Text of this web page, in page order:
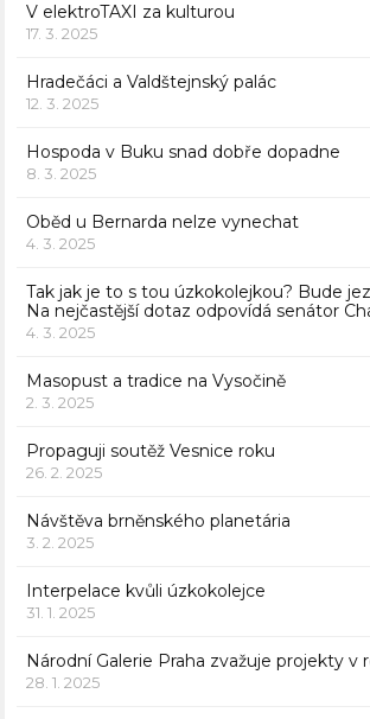
V elektroTAXI za kulturou
17. 3. 2025
Hradečáci a Valdštejnský palác
12. 3. 2025
Hospoda v Buku snad dobře dopadne
8. 3. 2025
Oběd u Bernarda nelze vynechat
4. 3. 2025
Tak jak je to s tou úzkokolejkou? Bude
Na nejčastější dotaz odpovídá senátor
4. 3. 2025
Masopust a tradice na Vysočině
2. 3. 2025
Propaguji soutěž Vesnice roku
26. 2. 2025
Návštěva brněnského planetária
3. 2. 2025
Interpelace kvůli úzkokolejce
31. 1. 2025
Národní Galerie Praha zvažuje projekty v
28. 1. 2025